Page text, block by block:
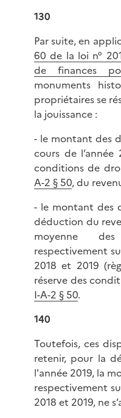
130
Par suite, en
60 de la loi n°
de finances
monuments
propriétaires se
la jouissance :
- le montant des
cours de
conditions de
A-2 § 50, du
- le montant des
déduction du
moyenne
respectivement
2018 et 2019
réserve des
I-A-2 § 50.
140
Toutefois, ces
retenir, pour la
l'année 2019, la
respectivement
2018 et 2019, ne